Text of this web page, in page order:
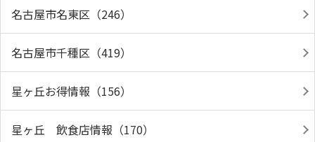
名古屋市名東区（246）
名古屋市千種区（419）
星ヶ丘お得情報（156）
星ヶ丘 飲食店情報（170）